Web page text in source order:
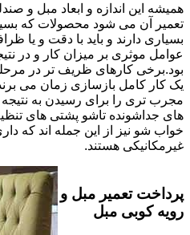
همیشه این اندازه و ابعاد مبل و
تعمیر آن می شود محصولات که
بسیاری دارند و باید با دقت و یا
عوامل موثری بر میزان کار و در
یک کار کامل بازسازی زمان می
مجرب تری را برای رسیدن به
های جداشونده تاشو پشتی های
خواب شو نیز از این جمله اند که
غیرمکانیکی هستند.
پرداخت تعمیر مبل و
رویه کوبی مبل